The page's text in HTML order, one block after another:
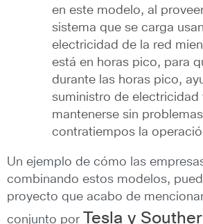
en este modelo, al
sistema que se carga
electricidad de la red
está en horas pico, para
durante las horas pico,
suministro de electricidad
mantenerse sin
contratiempos la
Un ejemplo de cómo las
combinando estos modelos,
proyecto que acabo de
conjunto por Tesla y